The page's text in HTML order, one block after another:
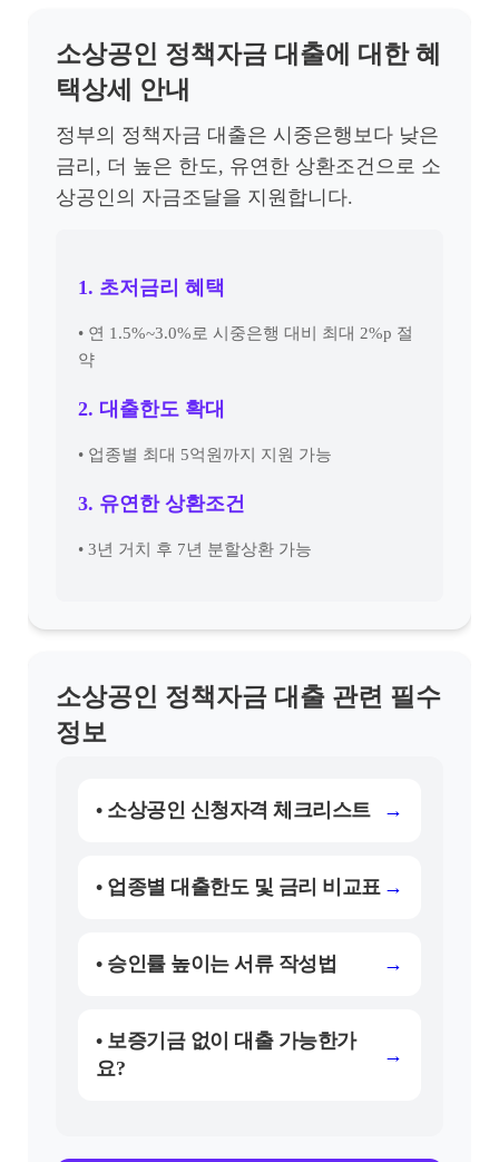
소상공인 정책자금 대출에 대한 혜
택상세 안내
정부의 정책자금 대출은 시중은행보다 낮은
금리, 더 높은 한도, 유연한 상환조건으로 소
상공인의 자금조달을 지원합니다.
1. 초저금리 혜택
• 연 1.5%~3.0%로 시중은행 대비 최대 2%p 절
약
2. 대출한도 확대
• 업종별 최대 5억원까지 지원 가능
3. 유연한 상환조건
• 3년 거치 후 7년 분할상환 가능
소상공인 정책자금 대출 관련 필수
정보
• 소상공인 신청자격 체크리스트 →
• 업종별 대출한도 및 금리 비교표 →
• 승인률 높이는 서류 작성법 →
• 보증기금 없이 대출 가능한가
요?
→